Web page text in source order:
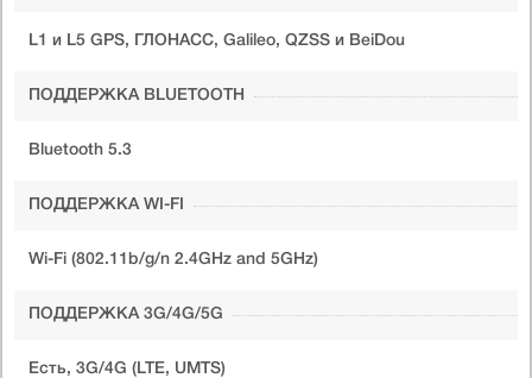
L1 и L5 GPS, ГЛОНАСС, Galileo, QZSS и BeiDou
ПОДДЕРЖКА BLUETOOTH
Bluetooth 5.3
ПОДДЕРЖКА WI-FI
Wi-Fi (802.11b/g/n 2.4GHz and 5GHz)
ПОДДЕРЖКА 3G/4G/5G
Есть, 3G/4G (LTE, UMTS)